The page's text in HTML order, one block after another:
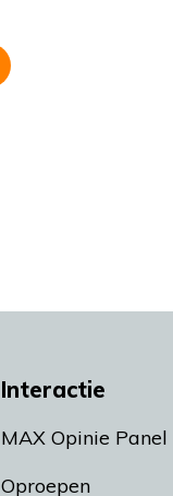
Interactie
MAX Opinie Panel
Oproepen